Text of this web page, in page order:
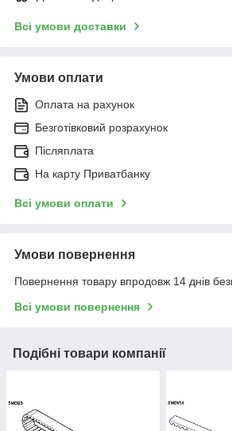
Всі умови доставки
Умови оплати
Оплата на рахунок
Безготівковий розрахунок
Післяплата
На карту Приватбанку
Всі умови оплати
Умови повернення
Повернення товару впродовж 14 днів
Всі умови повернення
Подібні товари компанії